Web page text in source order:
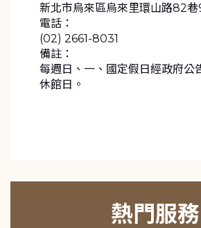
新北市烏來區烏來里環山路82
電話：
(02) 2661-8031
備註：
每週日、一、國定假日經政府公
休館日。
熱門服務